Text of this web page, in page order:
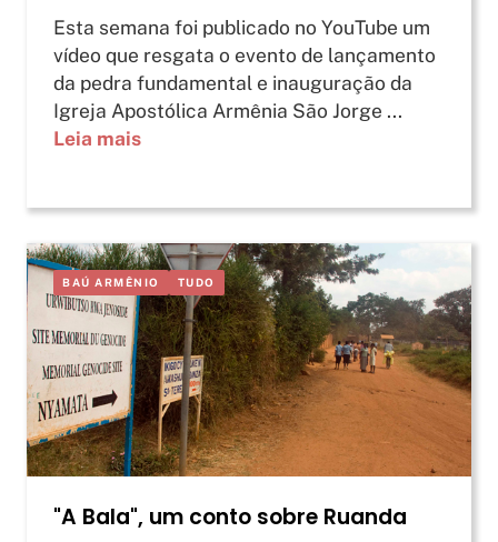
Esta semana foi publicado no YouTube um
vídeo que resgata o evento de lançamento
da pedra fundamental e inauguração da
Igreja Apostólica Armênia São Jorge ...
Leia mais
BAÚ ARMÊNIO TUDO
"A Bala", um conto sobre Ruanda